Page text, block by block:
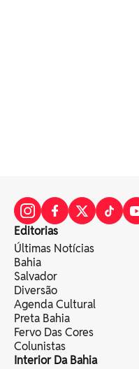
Editorias
Últimas Notícias
Bahia
Salvador
Diversão
Agenda Cultural
Preta Bahia
Fervo Das Cores
Colunistas
Interior Da Bahia